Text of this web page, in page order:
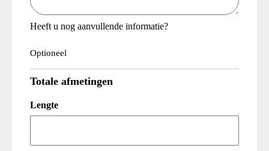
Heeft u nog aanvullende informatie?
Optioneel
Totale afmetingen
Lengte